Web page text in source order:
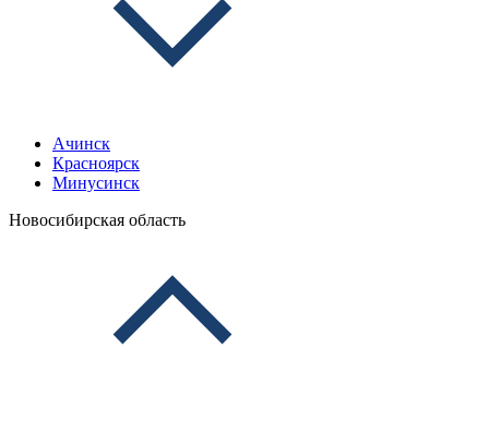
Ачинск
Красноярск
Минусинск
Новосибирская область